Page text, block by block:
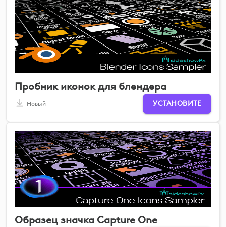
Пробник иконок для блендера
Новый УСТАНОВИТЕ
Образец значка Capture One